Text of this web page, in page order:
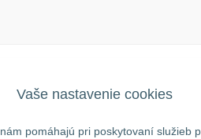
Vaše nastavenie cookies
pomáhajú pri poskytovaní služieb
republiky budú ku každej
Vás budeme vopred informovať telefonicky